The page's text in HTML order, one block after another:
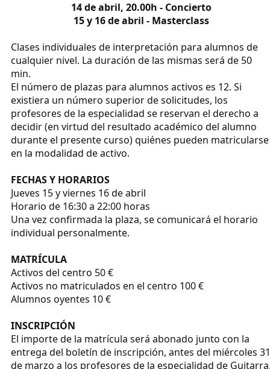
14 de abril, 20.00h - Concierto
15 y 16 de abril - Masterclass​
Clases individuales de interpretación para alumnos de
cualquier nivel. La duración de las mismas será de 50
min.
El número de plazas para alumnos activos es 12. Si
existiera un número superior de solicitudes, los
profesores de la especialidad se reservan el derecho a
decidir (en virtud del resultado académico del alumno
durante el presente curso) quiénes pueden matricularse
en la modalidad de activo.
FECHAS Y HORARIOS
Jueves 15 y viernes 16 de abril
Horario de 16:30 a 22:00 horas
Una vez confirmada la plaza, se comunicará el horario
individual personalmente.
MATRÍCULA
Activos del centro 50 €
Activos no matriculados en el centro 100 €
Alumnos oyentes 10 €
INSCRIPCIÓN
El importe de la matrícula será abonado junto con la
entrega del boletín de inscripción, antes del miércoles 31
de marzo a los profesores de la especialidad de